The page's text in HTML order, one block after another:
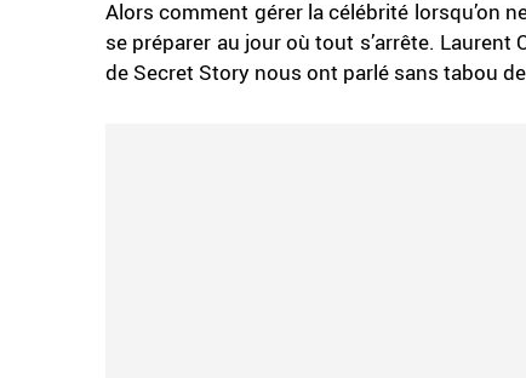
Alors comment gérer la célébrité lorsqu’on
se préparer au jour où tout s’arrête. Laurent
de Secret Story nous ont parlé sans tabou